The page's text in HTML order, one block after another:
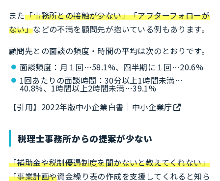
また「事務所との接触が少ない」「アフターフォローが
ない」などの不満を顧問先が抱いている例もあります。
顧問先との面談の頻度・時間の平均は次のとおりです。
面談頻度：月１回…58.1%、四半期に１回…20.6%
1回あたりの面談時間：30分以上1時間未満…
40.8%、1時間以上2時間未満…39.1%
【引用】 2022年版中小企業白書｜中小企業庁
税理士事務所からの提案が少ない
「補助金や税制優遇制度を聞かないと教えてくれない」
「事業計画や資金繰り表の作成を支援してくれると知ら